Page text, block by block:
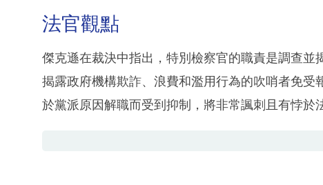
法官觀點
傑克遜在裁決中指出，特別檢察官的職責是調查
揭露政府機構欺詐、浪費和濫用行為的吹哨者免
於黨派原因解職而受到抑制，將非常諷刺且有悖於